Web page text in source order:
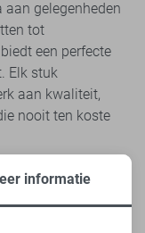
gelegenheden
tot
een perfecte
Elk stuk
aan kwaliteit,
nooit ten koste
broek
keuze zijn voor
informatie